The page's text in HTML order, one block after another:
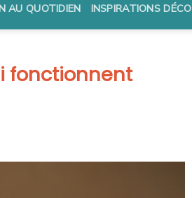
AU QUOTIDIEN INSPIRATIONS DÉCO
fonctionnent